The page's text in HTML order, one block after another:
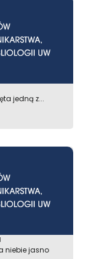
jedną z...
niebie jasno